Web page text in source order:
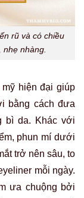
rũ và có chiều
nhàng.
hiện đại giúp
bằng cách đưa
bì da. Khác với
phun mí dưới
trở nên sâu, to
mỗi ngày.
ưa chuộng bởi